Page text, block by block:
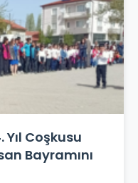
Yıl Coşkusu
Bayramını